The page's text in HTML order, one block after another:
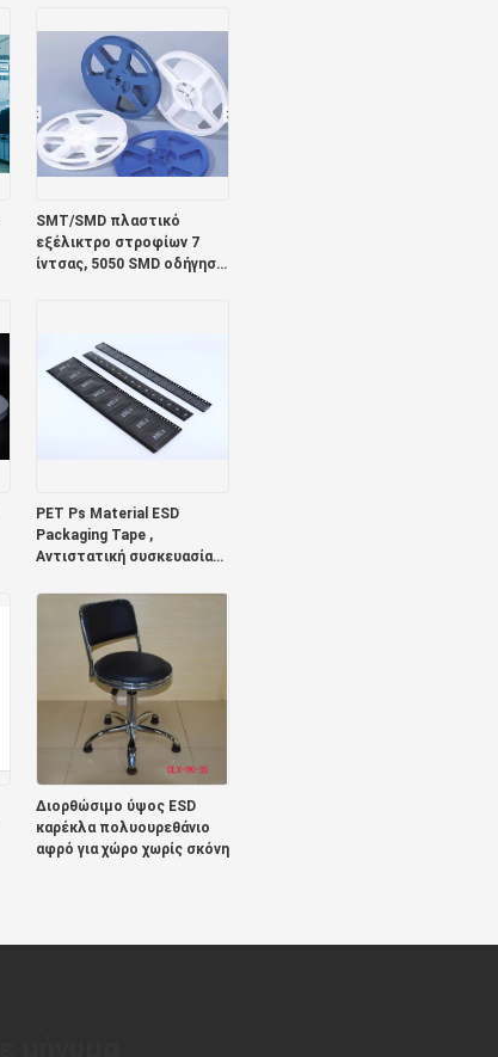
παπουτσιών
SMT/SMD πλαστικό
εξέλικτρο στροφίων 7
ίντσας, 5050 SMD οδήγησε
PET Ps Material ESD
Packaging Tape ,
Αντιστατική συσκευασία
Διορθώσιμο ύψος ESD
καρέκλα πολυουρεθάνιο
αφρό για χώρο χωρίς σκόνη